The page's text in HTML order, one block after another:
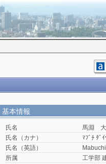
基本情報
氏名
馬淵
氏名（カナ）
ﾏﾌﾞﾁ ﾀﾞｲ
氏名（英語）
所属
工学部